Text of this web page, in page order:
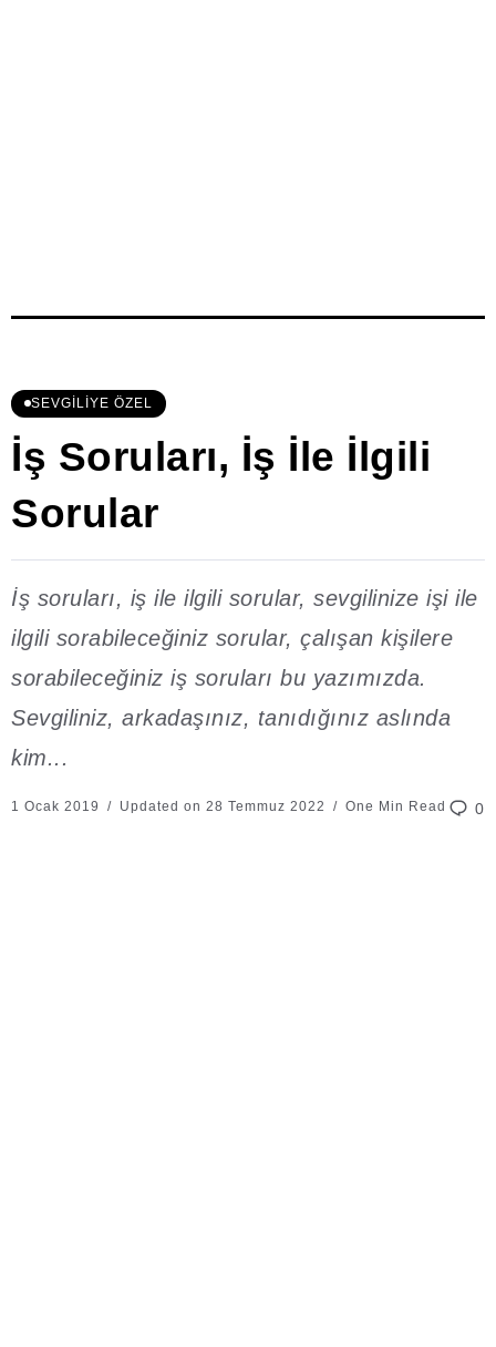
SEVGILIYE ÖZEL
İş Soruları, İş İle İlgili
Sorular
İş soruları, iş ile ilgili sorular, sevgilinize işi ile
ilgili sorabileceğiniz sorular, çalışan kişilere
sorabileceğiniz iş soruları bu yazımızda.
Sevgiliniz, arkadaşınız, tanıdığınız aslında
kim...
1 Ocak 2019 Updated on 28 Temmuz 2022 One Min Read 0